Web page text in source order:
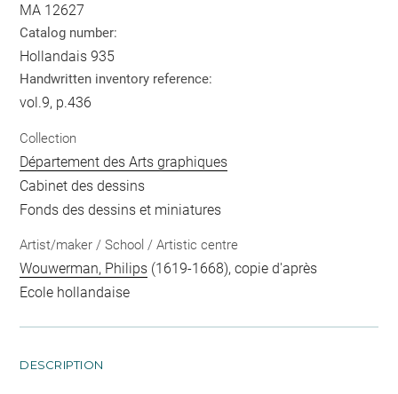
MA 12627
Catalog number:
Hollandais 935
Handwritten inventory reference:
vol.9, p.436
Collection
Département des Arts graphiques
Cabinet des dessins
Fonds des dessins et miniatures
Artist/maker / School / Artistic centre
Wouwerman, Philips (1619-1668), copie d'après
Ecole hollandaise
DESCRIPTION